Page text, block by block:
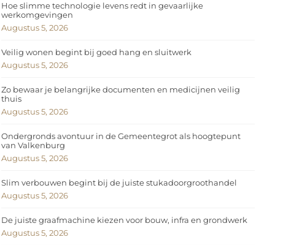
Hoe slimme technologie levens redt in gevaarlijke
werkomgevingen
Augustus 5, 2026
Veilig wonen begint bij goed hang en sluitwerk
Augustus 5, 2026
Zo bewaar je belangrijke documenten en medicijnen veilig
thuis
Augustus 5, 2026
Ondergronds avontuur in de Gemeentegrot als hoogtepunt
van Valkenburg
Augustus 5, 2026
Slim verbouwen begint bij de juiste stukadoorgroothandel
Augustus 5, 2026
De juiste graafmachine kiezen voor bouw, infra en grondwerk
Augustus 5, 2026